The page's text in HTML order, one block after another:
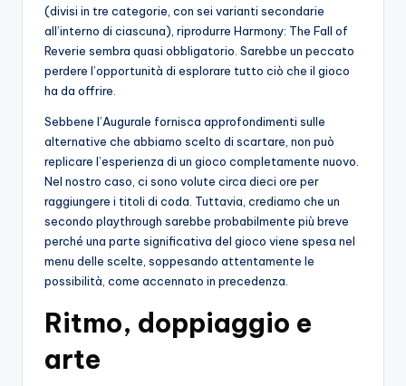
(divisi in tre categorie, con sei varianti secondarie
all’interno di ciascuna), riprodurre Harmony: The Fall of
Reverie sembra quasi obbligatorio. Sarebbe un peccato
perdere l’opportunità di esplorare tutto ciò che il gioco
ha da offrire.
Sebbene l’Augurale fornisca approfondimenti sulle
alternative che abbiamo scelto di scartare, non può
replicare l’esperienza di un gioco completamente nuovo.
Nel nostro caso, ci sono volute circa dieci ore per
raggiungere i titoli di coda. Tuttavia, crediamo che un
secondo playthrough sarebbe probabilmente più breve
perché una parte significativa del gioco viene spesa nel
menu delle scelte, soppesando attentamente le
possibilità, come accennato in precedenza.
Ritmo, doppiaggio e
arte